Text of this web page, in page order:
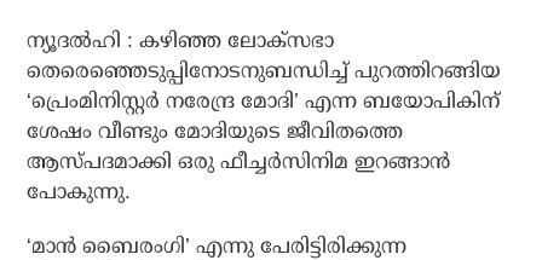
ന്യൂദല്‍ഹി : കഴിഞ്ഞ ലോക്‌സഭാ
തെരെഞ്ഞെടുപ്പിനോടനുബന്ധിച്ച് പുറത്തിറങ്ങിയ
‘പ്രെംമിനിസ്റ്റര്‍ നരേന്ദ്ര മോദി’ എന്ന ബയോപികിന്
ശേഷം വീണ്ടും മോദിയുടെ ജീവിതത്തെ
ആസ്പദമാക്കി ഒരു ഫീച്ചര്‍സിനിമ ഇറങ്ങാന്‍
പോകുന്നു.
‘മാന്‍ ബൈരംഗി’ എന്നു പേരിട്ടിരിക്കുന്ന